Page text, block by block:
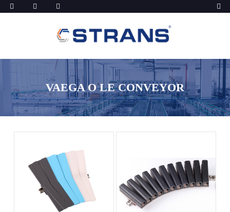
VAEGA O LE CONVEYOR